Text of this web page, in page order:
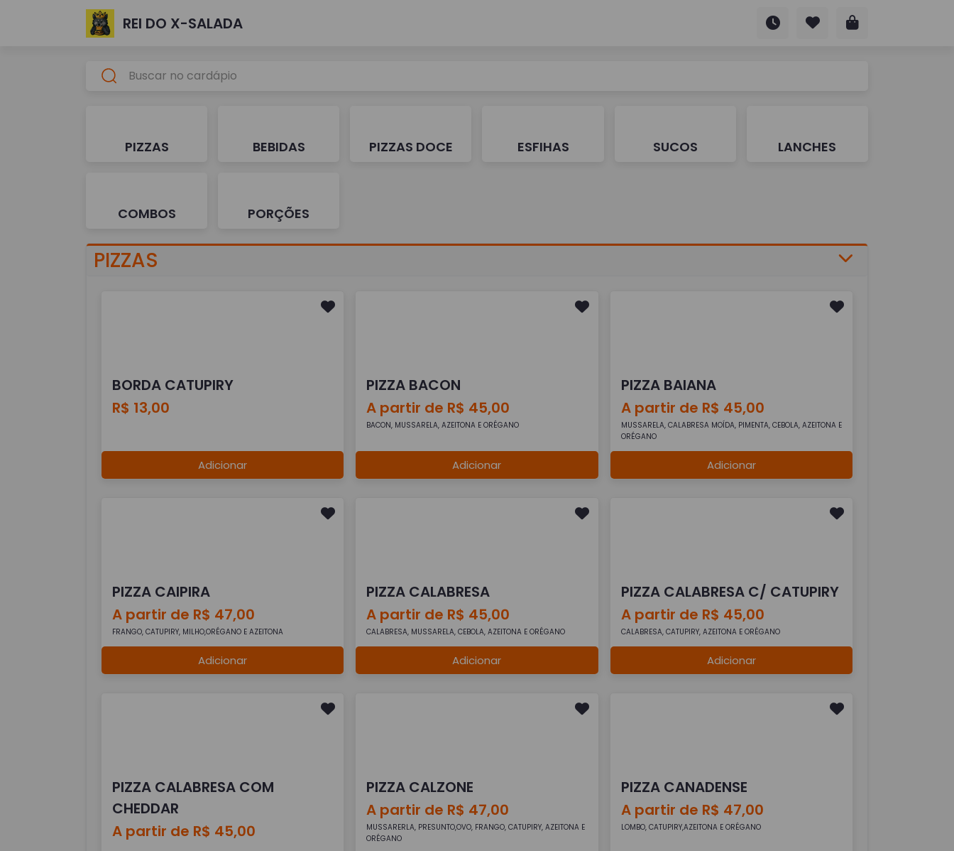
REI DO X-SALADA
PIZZAS BEBIDAS PIZZAS DOCE ESFIHAS SUCOS LANCHES
COMBOS PORÇÕES
PIZZAS
BORDA CATUPIRY
R$ 13,00
Adicionar
PIZZA BACON
A partir de R$ 45,00
BACON, MUSSARELA, AZEITONA E ORÉGANO
Adicionar
PIZZA BAIANA
A partir de R$ 45,00
MUSSARELA, CALABRESA MOÍDA, PIMENTA, CEBOLA, AZEITONA E
ORÉGANO
Adicionar
PIZZA CAIPIRA
A partir de R$ 47,00
FRANGO, CATUPIRY, MILHO,ORÉGANO E AZEITONA
Adicionar
PIZZA CALABRESA
A partir de R$ 45,00
CALABRESA, MUSSARELA, CEBOLA, AZEITONA E ORÉGANO
Adicionar
PIZZA CALABRESA C/ CATUPIRY
A partir de R$ 45,00
CALABRESA, CATUPIRY, AZEITONA E ORÉGANO
Adicionar
PIZZA CALABRESA COM
CHEDDAR
A partir de R$ 45,00
PIZZA CALZONE
A partir de R$ 47,00
MUSSARERLA, PRESUNTO,OVO, FRANGO, CATUPIRY, AZEITONA E
ORÉGANO
PIZZA CANADENSE
A partir de R$ 47,00
LOMBO, CATUPIRY,AZEITONA E ORÉGANO